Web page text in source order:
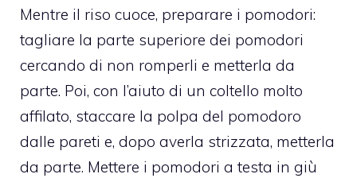
Mentre il riso cuoce, preparare i pomodori:
tagliare la parte superiore dei pomodori
cercando di non romperli e metterla da
parte. Poi, con l’aiuto di un coltello molto
affilato, staccare la polpa del pomodoro
dalle pareti e, dopo averla strizzata, metterla
da parte. Mettere i pomodori a testa in giù